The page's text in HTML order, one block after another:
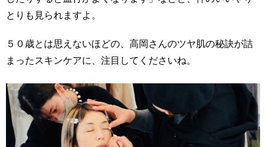
とりも見られますよ。
５０歳とは思えないほどの、高岡さんのツヤ肌の秘訣が詰
まったスキンケアに、注目してくださいね。